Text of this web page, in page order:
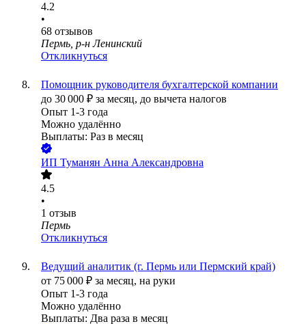
4.2
•
68 отзывов
Пермь, р-н Ленинский
Откликнуться
Помощник руководителя бухгалтерской компании
до 30 000 ₽ за месяц, до вычета налогов
Опыт 1-3 года
Можно удалённо
Выплаты: Раз в месяц
ИП Туманян Анна Александровна
4.5
•
1 отзыв
Пермь
Откликнуться
Ведущий аналитик (г. Пермь или Пермский край)
от 75 000 ₽ за месяц, на руки
Опыт 1-3 года
Можно удалённо
Выплаты: Два раза в месяц